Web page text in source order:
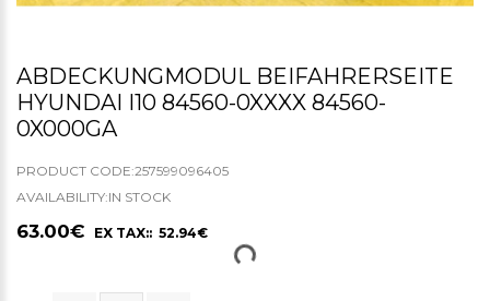
ABDECKUNGMODUL BEIFAHRERSEITE
HYUNDAI I10 84560-0XXXX 84560-
0X000GA
PRODUCT CODE:257599096405
AVAILABILITY:IN STOCK
63.00€ EX TAX:: 52.94€